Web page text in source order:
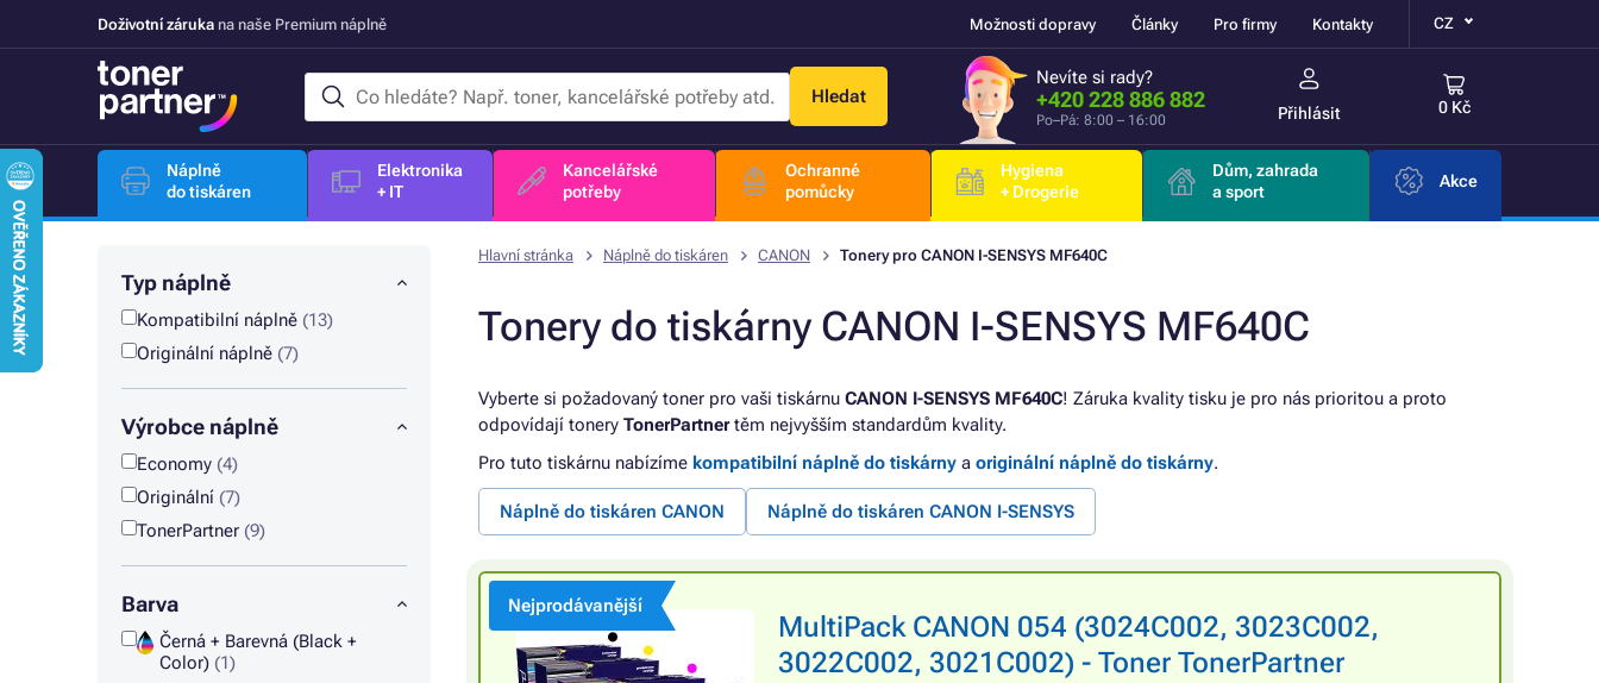
Doživotní záruka na naše Premium náplně Možnosti dopravy Články Pro firmy Kontakty CZ
Hledat
Nevíte si rady?
+420 228 886 882
Po–Pá: 8:00 – 16:00 Přihlásit 0 Kč
Náplně
do tiskáren
Elektronika
+ IT
Kancelářské
potřeby
Ochranné
pomůcky
Hygiena
+ Drogerie
Dům, zahrada
a sport
Akce
Typ náplně
Kompatibilní náplně (13)
Originální náplně (7)
Výrobce náplně
Economy (4)
Originální (7)
TonerPartner (9)
Barva
Černá + Barevná (Black +
Color) (1)
Hlavní stránka Náplně do tiskáren CANON Tonery pro CANON I-SENSYS MF640C
Tonery do tiskárny CANON I-SENSYS MF640C
Vyberte si požadovaný toner pro vaši tiskárnu CANON I-SENSYS MF640C! Záruka kvality tisku je pro nás prioritou a proto
odpovídají tonery TonerPartnertěm nejvyšším standardům kvality.
Pro tuto tiskárnu nabízíme kompatibilní náplně do tiskárny a originální náplně do tiskárny.
Náplně do tiskáren CANON Náplně do tiskáren CANON I-SENSYS
Nejprodávanější
MultiPack CANON 054 (3024C002, 3023C002,
3022C002, 3021C002) - Toner TonerPartner